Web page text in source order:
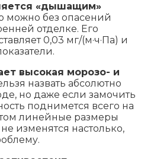
«дышащим»
можно без опасений
отделке. Его
0,03 мг/(м·ч·Па) и
высокая морозо- и
назвать абсолютно
но даже если замочить
поднимется всего на
линейные размеры
изменятся настолько,